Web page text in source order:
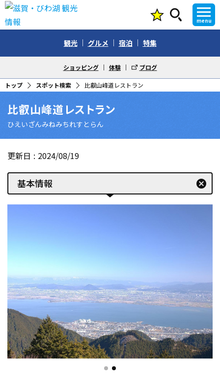
menu
観光 グルメ 宿泊 特集
ショッピング 体験 ブログ
トップ スポット検索 比叡山峰道レストラン
比叡山峰道レストラン
ひえいざんみねみちれすとらん
更新日 2024/08/19
基本情報 cancel